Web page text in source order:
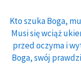
Kto szuka Boga,
Musi się wciąż
przed oczyma i
Boga, swój